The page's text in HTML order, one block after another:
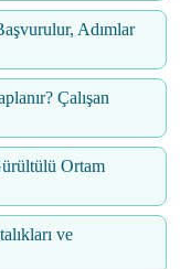
Adımlar
Çalışan
Ortam
ve